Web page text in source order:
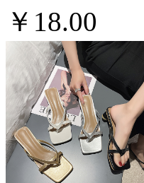
￥18.00